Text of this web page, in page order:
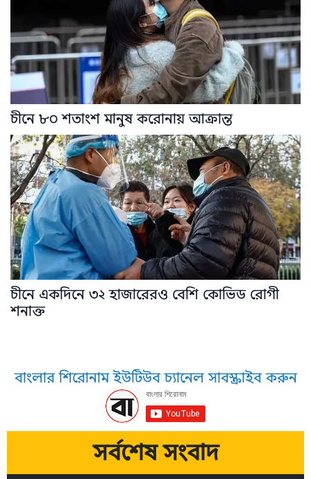
চীনে ৮০ শতাংশ মানুষ করোনায় আক্রান্ত
চীনে একদিনে ৩২ হাজারেরও বেশি কোভিড রোগী
শনাক্ত
বাংলার শিরোনাম ইউটিউব চ্যানেল সাবস্ক্রাইব করুন
সর্বশেষ সংবাদ